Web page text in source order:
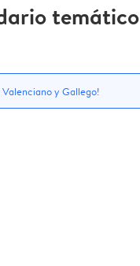
temático
Valenciano y Gallego!